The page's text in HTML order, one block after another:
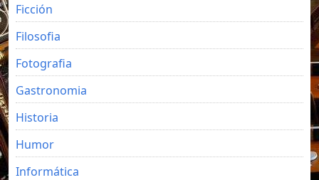
Ficción
Filosofia
Fotografia
Gastronomia
Historia
Humor
Informática